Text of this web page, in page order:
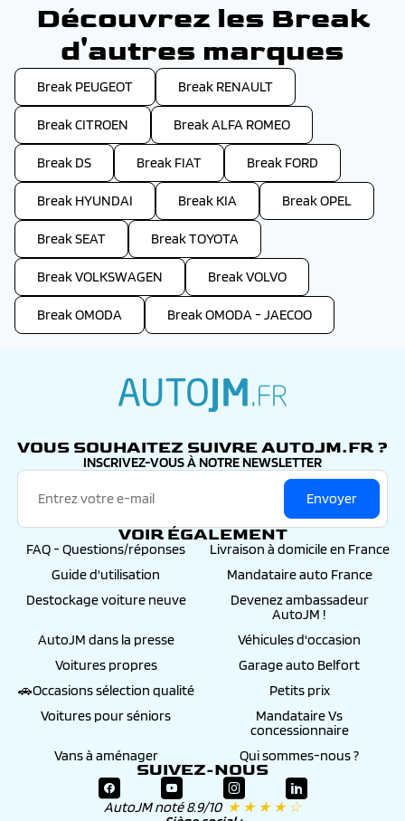
Découvrez les Break
d'autres marques
Break PEUGEOT Break RENAULT
Break CITROEN Break ALFA ROMEO
Break DS Break FIAT Break FORD
Break HYUNDAI Break KIA Break OPEL
Break SEAT Break TOYOTA
Break VOLKSWAGEN Break VOLVO
Break OMODA Break OMODA - JAECOO
VOUS SOUHAITEZ SUIVRE AUTOJM.FR ?
INSCRIVEZ-VOUS À NOTRE NEWSLETTER
Envoyer
VOIR ÉGALEMENT
FAQ - Questions/réponses
Livraison à domicile en France
Guide d'utilisation
Mandataire auto France
Destockage voiture neuve
Devenez ambassadeur
AutoJM !
AutoJM dans la presse
Véhicules d'occasion
Voitures propres
Garage auto Belfort
🚗Occasions sélection qualité
Petits prix
Voitures pour séniors
Mandataire Vs
concessionnaire
Vans à aménager
Qui sommes-nous ?
SUIVEZ-NOUS
AutoJM noté 8.9/10 ★ ★ ★ ★ ☆